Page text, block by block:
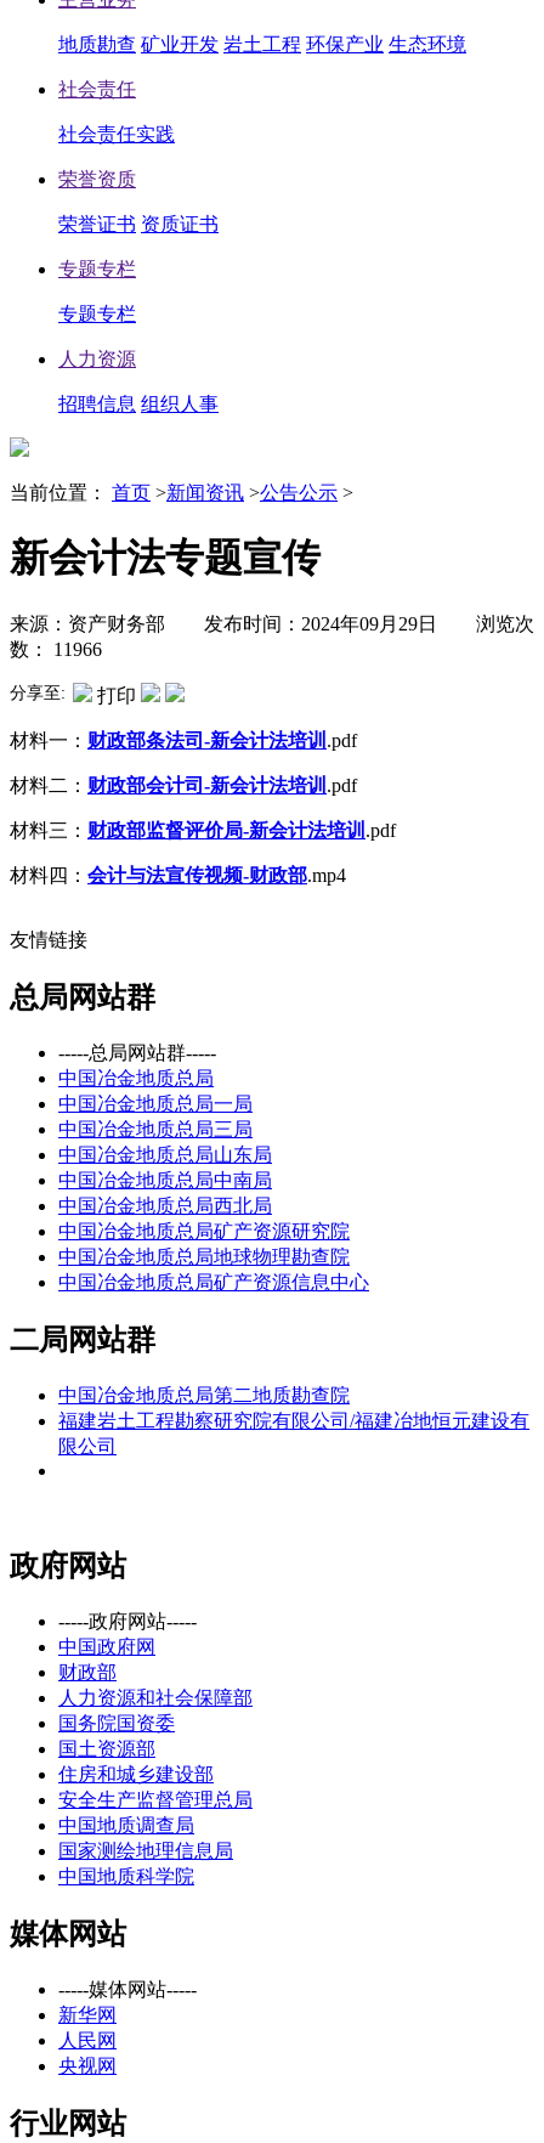
地质勘查 矿业开发 岩土工程 环保产业 生态环境
社会责任
社会责任实践
荣誉资质
荣誉证书 资质证书
专题专栏
专题专栏
人力资源
招聘信息 组织人事
当前位置： 首页 >新闻资讯 >公告公示 >
新会计法专题宣传
来源：资产财务部 发布时间：2024年09月29日 浏览次
数：
11966
分享至: 打印
材料一： 财政部条法司-新会计法培训 .pdf
材料二： 财政部会计司-新会计法培训 .pdf
材料三： 财政部监督评价局-新会计法培训 .pdf
材料四： 会计与法宣传视频-财政部.mp4
友情链接
总局网站群
-----总局网站群-----
中国冶金地质总局
中国冶金地质总局一局
中国冶金地质总局三局
中国冶金地质总局山东局
中国冶金地质总局中南局
中国冶金地质总局西北局
中国冶金地质总局矿产资源研究院
中国冶金地质总局地球物理勘查院
中国冶金地质总局矿产资源信息中心
二局网站群
中国冶金地质总局第二地质勘查院
福建岩土工程勘察研究院有限公司/福建冶地恒元建设有
限公司
政府网站
-----政府网站-----
中国政府网
财政部
人力资源和社会保障部
国务院国资委
国土资源部
住房和城乡建设部
安全生产监督管理总局
中国地质调查局
国家测绘地理信息局
中国地质科学院
媒体网站
-----媒体网站-----
新华网
人民网
央视网
行业网站